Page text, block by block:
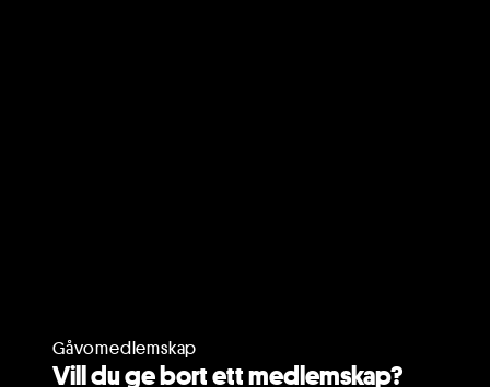
Gåvomedlemskap
Vill du ge bort ett medlemskap?